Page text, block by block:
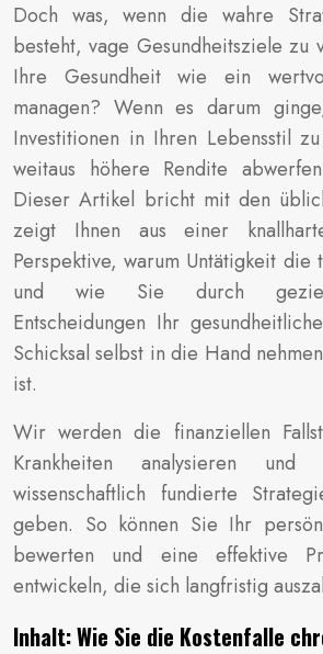
Doch was, wenn die wahre
besteht, vage Gesundheitsziele zu
Ihre Gesundheit wie ein
managen? Wenn es darum
Investitionen in Ihren Lebensstil
weitaus höhere Rendite
Dieser Artikel bricht mit den
zeigt Ihnen aus einer
Perspektive, warum Untätigkeit die
und wie Sie durch
Entscheidungen Ihr
Schicksal selbst in die Hand
ist.
Wir werden die finanziellen
Krankheiten analysieren und
wissenschaftlich fundierte
geben. So können Sie Ihr
bewerten und eine effektive
entwickeln, die sich langfristig
Inhalt: Wie Sie die Kostenfalle